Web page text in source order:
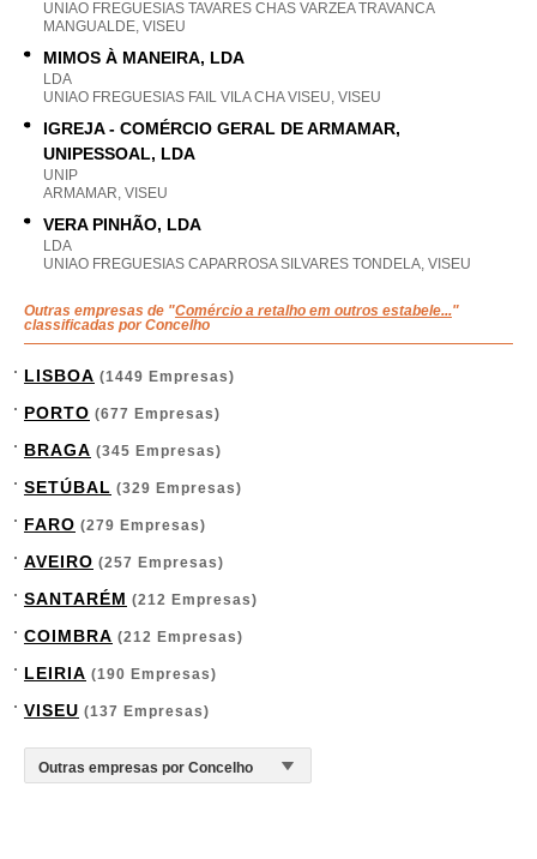
UNIAO FREGUESIAS TAVARES CHAS VARZEA TRAVANCA
MANGUALDE, VISEU
MIMOS À MANEIRA, LDA
LDA
UNIAO FREGUESIAS FAIL VILA CHA VISEU, VISEU
IGREJA - COMÉRCIO GERAL DE ARMAMAR,
UNIPESSOAL, LDA
UNIP
ARMAMAR, VISEU
VERA PINHÃO, LDA
LDA
UNIAO FREGUESIAS CAPARROSA SILVARES TONDELA, VISEU
Outras empresas de "Comércio a retalho em outros estabele..."
classificadas por Concelho
LISBOA (1449 Empresas)
PORTO (677 Empresas)
BRAGA (345 Empresas)
SETÚBAL (329 Empresas)
FARO (279 Empresas)
AVEIRO (257 Empresas)
SANTARÉM (212 Empresas)
COIMBRA (212 Empresas)
LEIRIA (190 Empresas)
VISEU (137 Empresas)